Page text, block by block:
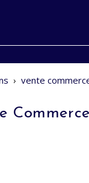
› vente